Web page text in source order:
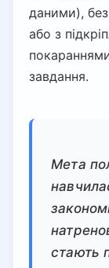
даними),
або з
завдання.
Мета
стають